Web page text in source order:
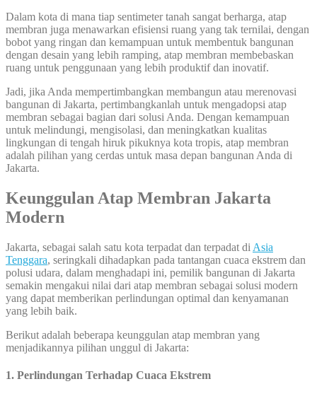
Dalam kota di mana tiap sentimeter tanah sangat berharga, atap
membran juga menawarkan efisiensi ruang yang tak ternilai, dengan
bobot yang ringan dan kemampuan untuk membentuk bangunan
dengan desain yang lebih ramping, atap membran membebaskan
ruang untuk penggunaan yang lebih produktif dan inovatif.
Jadi, jika Anda mempertimbangkan membangun atau merenovasi
bangunan di Jakarta, pertimbangkanlah untuk mengadopsi atap
membran sebagai bagian dari solusi Anda. Dengan kemampuan
untuk melindungi, mengisolasi, dan meningkatkan kualitas
lingkungan di tengah hiruk pikuknya kota tropis, atap membran
adalah pilihan yang cerdas untuk masa depan bangunan Anda di
Jakarta.
Keunggulan Atap Membran Jakarta
Modern
Jakarta, sebagai salah satu kota terpadat dan terpadat di Asia
Tenggara, seringkali dihadapkan pada tantangan cuaca ekstrem dan
polusi udara, dalam menghadapi ini, pemilik bangunan di Jakarta
semakin mengakui nilai dari atap membran sebagai solusi modern
yang dapat memberikan perlindungan optimal dan kenyamanan
yang lebih baik.
Berikut adalah beberapa keunggulan atap membran yang
menjadikannya pilihan unggul di Jakarta:
1. Perlindungan Terhadap Cuaca Ekstrem